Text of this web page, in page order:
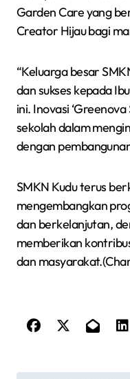
Garden Care yang
Creator Hijau bagi
“Keluarga besar
dan sukses kepada
ini. Inovasi
sekolah dalam
dengan
SMKN Kudu terus
mengembangkan
dan berkelanjutan,
memberikan
dan